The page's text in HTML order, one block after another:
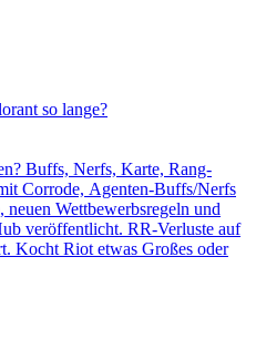
so lange?
Buffs, Nerfs, Karte, Rang-
Corrode, Agenten-Buffs/Nerfs
Wettbewerbsregeln und
veröffentlicht. RR-Verluste auf
Kocht Riot etwas Großes oder